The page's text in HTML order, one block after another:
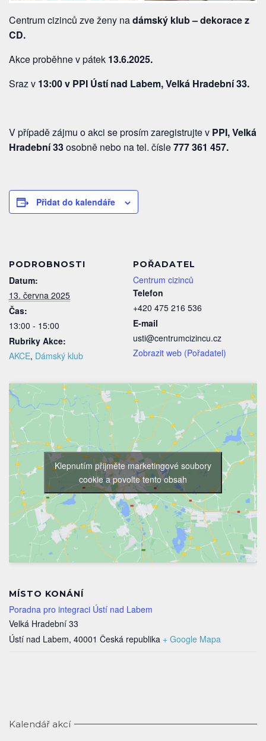
Centrum cizinců zve ženy nadámský klub – dekorace z
CD.
Akce proběhne v pátek 13.6.2025.
Sraz v 13:00 v PPI Ústí nad Labem, Velká Hradební 33.
V případě zájmu o akci se prosím zaregistrujte v PPI, Velká
Hradební 33osobně nebo na tel. čísle777 361 457.
Přidat do kalendáře
PODROBNOSTI
Datum:
13. června 2025
Čas:
13:00 - 15:00
Rubriky Akce:
AKCE, Dámský klub
POŘADATEL
Centrum cizinců
Telefon
+420 475 216 536
E-mail
usti@centrumcizincu.cz
Zobrazit web (Pořadatel)
MÍSTO KONÁNÍ
Poradna pro integraci Ústí nad Labem
Velká Hradební 33
Ústí nad Labem, 40001 Česká republika + Google Mapa
Klepnutím přijměte marketingové soubory
cookie a povolte tento obsah
Kalendář akcí